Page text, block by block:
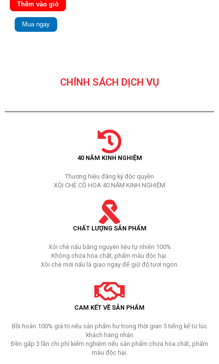
Thêm vào giỏ
Mua ngay
CHÍNH SÁCH DỊCH VỤ
40 NĂM KINH NGHIỆM
Thương hiệu đăng ký độc quyền
XÔI CHÈ CÔ HOA 40 NĂM KINH NGHIỆM
CHẤT LƯỢNG SẢN PHẨM
Xôi chè nấu bằng nguyên liệu tự nhiên 100%
Không chứa hóa chất, phẩm màu độc hại.
Xôi chè mới nấu là giao ngay để giữ độ tươi ngon.
CAM KẾT VỀ SẢN PHẨM
Bồi hoàn 100% giá trị nếu sản phẩm hư trong thời gian 5 tiếng kể từ lúc
khách hàng nhận
Đền gấp 3 lần chi phí kiểm nghiệm nếu sản phẩm chứa hóa chất, phẩm
màu độc hại.